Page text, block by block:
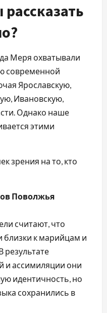
Меря охватывали
современной
Ярославскую,
Ивановскую,
Однако наше
этими
зрения на то, кто
Поволжья
считают, что
близки к марийцам и
результате
и ассимиляции они
идентичность, но
сохранились в